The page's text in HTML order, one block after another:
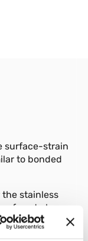
surface-strain
to bonded
the stainless
to be
normally